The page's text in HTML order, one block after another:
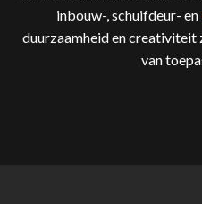
inbouw-, schuifdeur- en
duurzaamheid en creativiteit
van